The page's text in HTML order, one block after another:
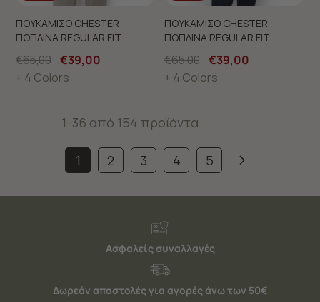
ΠΟΥΚΑΜΙΣΟ CHESTER
ΠΟΠΛΙΝΑ REGULAR FIT
€65,00 €39,00
+ 4 Colors
ΠΟΥΚΑΜΙΣΟ CHESTER
ΠΟΠΛΙΝΑ REGULAR FIT
€65,00 €39,00
+ 4 Colors
1-36 από 154 προϊόντα
1 2 3 4 5
Ασφαλείς συναλλαγές
Δωρεάν αποστολές για αγορές άνω των 50€